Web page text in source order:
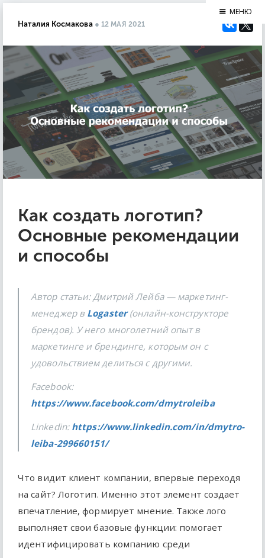
МЕНЮ
Наталия Космакова●12 МАЯ 2021
Как создать логотип?
Основные рекомендации
и способы
Автор статьи: Дмитрий Лейба — маркетинг-
менеджер в Logaster(онлайн-конструкторе
брендов). У него многолетний опыт в
маркетинге и брендинге, которым он с
удовольствием делиться с другими.
Facebook:
https://www.facebook.com/dmytroleiba
Linkedin: https://www.linkedin.com/in/dmytro-
leiba-299660151/
Что видит клиент компании, впервые переходя
на сайт? Логотип. Именно этот элемент создает
впечатление, формирует мнение. Также лого
выполняет свои базовые функции: помогает
идентифицировать компанию среди